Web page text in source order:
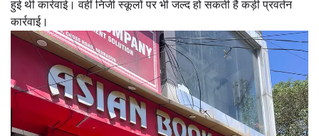
हुई थी कार्रवाई। वहीं निजी स्कूलों पर भी जल्द हो सकती है कड़ी प्रवर्तन
कार्रवाई।